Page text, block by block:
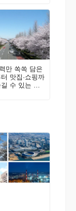
만 쏙쏙 담은
맛집·쇼핑까
수 있는 구